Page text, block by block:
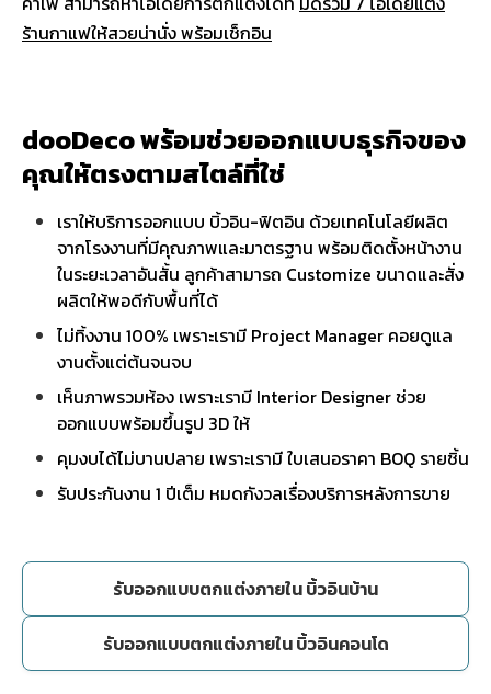
ร้านกาแฟให้สวยน่านั่ง พร้อมเช็กอิน
dooDeco พร้อมช่วยออกแบบธุรกิจของ
คุณให้ตรงตามสไตล์ที่ใช่
เราให้บริการออกแบบ บิ้วอิน-ฟิตอิน ด้วยเทคโนโลยีผลิต
จากโรงงานที่มีคุณภาพและมาตรฐาน พร้อมติดตั้งหน้างาน
ในระยะเวลาอันสั้น ลูกค้าสามารถ Customize ขนาดและสั่ง
ผลิตให้พอดีกับพื้นที่ได้
ไม่ทิ้งงาน 100% เพราะเรามี Project Manager คอยดูแล
งานตั้งแต่ต้นจนจบ
เห็นภาพรวมห้อง เพราะเรามี Interior Designer ช่วย
ออกแบบพร้อมขึ้นรูป 3D ให้
คุมงบได้ไม่บานปลาย เพราะเรามี ใบเสนอราคา BOQ รายชิ้น
รับประกันงาน 1 ปีเต็ม หมดกังวลเรื่องบริการหลังการขาย
รับออกแบบตกแต่งภายใน บิ้วอินบ้าน
รับออกแบบตกแต่งภายใน บิ้วอินคอนโด